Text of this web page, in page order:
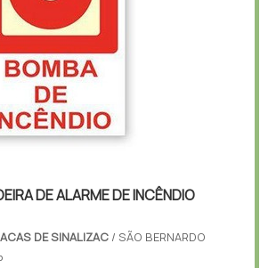
DE ALARME DE INCÊNDIO
DE SINALIZAC / SÃO BERNARDO